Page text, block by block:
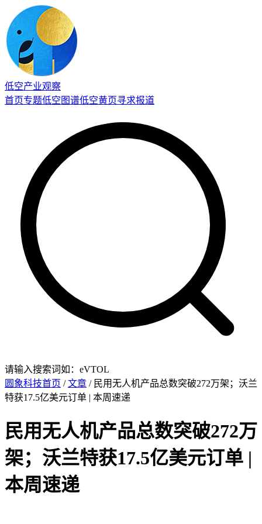
低空产业观察
首页专题低空图谱低空黄页寻求报道
请输入搜索词如：eVTOL
圆象科技首页 /文章 / 民用无人机产品总数突破272万架；沃兰
特获17.5亿美元订单 | 本周速递
民用无人机产品总数突破272万
架；沃兰特获17.5亿美元订单 |
本周速递